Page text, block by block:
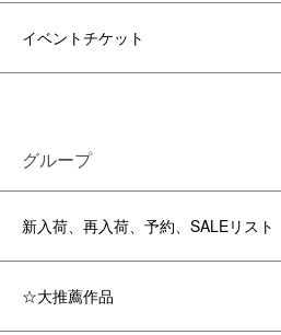
イベントチケット
グループ
新入荷、再入荷、予約、SALEリスト
☆大推薦作品